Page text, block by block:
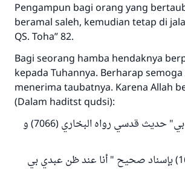
Pengampun bagi orang yang
beramal saleh, kemudian tetap di
QS. Toha” 82.
Bagi seorang hamba hendaknya
kepada Tuhannya. Berharap semoga
menerima taubatnya. Karena Allah
(Dalam haditst qudsi):
أنا عند ظن عبدي بي" حديث قدسي رواه البخاري (7066) و
وعند أحمد (16059) بإسناد صحيح " أنا عند ظن عبدي بي